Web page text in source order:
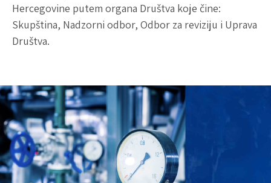
Hercegovine putem organa Društva koje čine:
Skupština, Nadzorni odbor, Odbor za reviziju i Uprava
Društva.